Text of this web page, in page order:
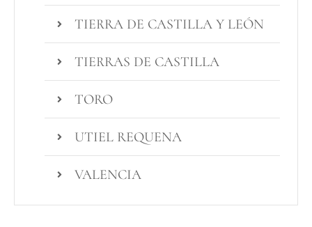
TIERRA DE CASTILLA Y LEÓN
TIERRAS DE CASTILLA
TORO
UTIEL REQUENA
VALENCIA